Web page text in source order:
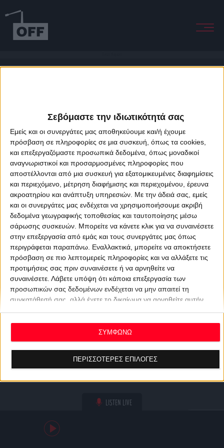
Σεβόμαστε την ιδιωτικότητά σας
Εμείς και οι συνεργάτες μας αποθηκεύουμε και/ή έχουμε
πρόσβαση σε πληροφορίες σε μια συσκευή, όπως τα cookies,
και επεξεργαζόμαστε προσωπικά δεδομένα, όπως μοναδικοί
αναγνωριστικοί και προσαρμοσμένες πληροφορίες που
αποστέλλονται από μια συσκευή για εξατομικευμένες διαφημίσεις
και περιεχόμενο, μέτρηση διαφήμισης και περιεχομένου, έρευνα
ακροατηρίου και ανάπτυξη υπηρεσιών. Με την άδειά σας, εμείς
και οι συνεργάτες μας ενδέχεται να χρησιμοποιήσουμε ακριβή
δεδομένα γεωγραφικής τοποθεσίας και ταυτοποίησης μέσω
σάρωσης συσκευών. Μπορείτε να κάνετε κλικ για να συναινέσετε
στην επεξεργασία από εμάς και τους συνεργάτες μας όπως
περιγράφεται παραπάνω. Εναλλακτικά, μπορείτε να αποκτήσετε
πρόσβαση σε πιο λεπτομερείς πληροφορίες και να αλλάξετε τις
προτιμήσεις σας πριν συναινέσετε ή να αρνηθείτε να
συναινέσετε. Λάβετε υπόψη ότι κάποια επεξεργασία των
προσωπικών σας δεδομένων ενδέχεται να μην απαιτεί τη
συγκατάθεσή σας, αλλά έχετε το δικαίωμα να αρνηθείτε αυτήν
ανακαλέσετε τη συγκατάθεσή σας ανά πάσα στιγμή
επιστρέφοντας σε αυτόν τον ιστότοπο και κάνοντας κλικ στο
κουμπί "Απορρήτου" στο κάτω μέρος της ιστοσελίδας.
ΠΕΡΙΣΣΟΤΕΡΕΣ ΕΠΙΛΟΓΕΣ
ΣΥΜΦΩΝΩ
LISTEN LIVE
About Offradio Business Class Terms & Conditions
Privacy Policy
Designed & developed byporcupine colors&Fotis Alexandrou